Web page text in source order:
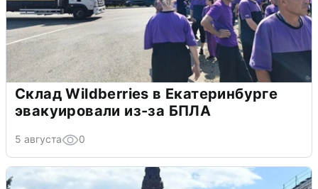
Склад Wildberries в Екатеринбурге
эвакуировали из-за БПЛА
5 августа 0